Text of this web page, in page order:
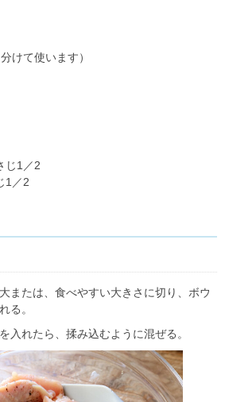
けて使います）
じ1／2
1／2
たは、食べやすい大きさに切り、ボウ
る。
れたら、揉み込むように混ぜる。